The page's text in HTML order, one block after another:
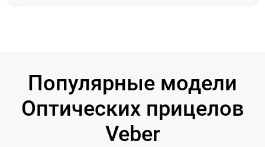
Популярные модели
Оптических прицелов
Veber